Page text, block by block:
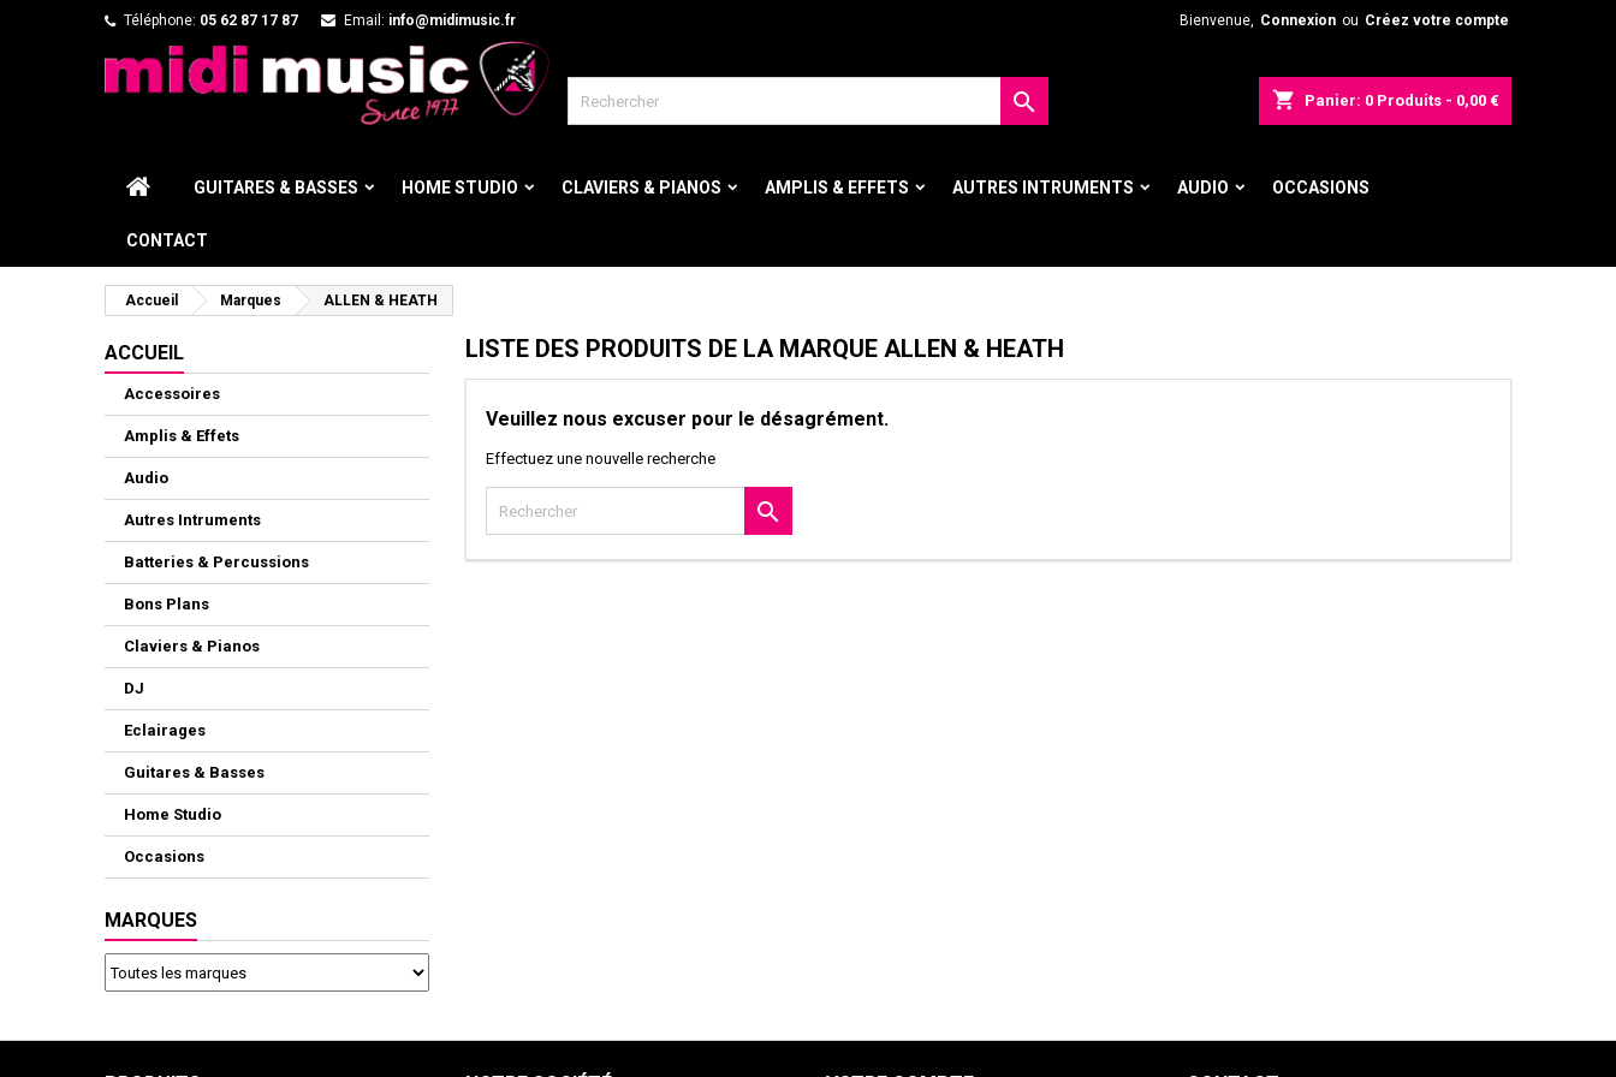
Téléphone: 05 62 87 17 87 Email: info@midimusic.fr Bienvenue, Connexion ou Créez votre compte
shopping_cart Panier: 0 Produits - 0,00 €

GUITARES & BASSES HOME STUDIO CLAVIERS & PIANOS AMPLIS & EFFETS AUTRES INTRUMENTS AUDIO OCCASIONS
CONTACT
Accueil Marques ALLEN & HEATH
ACCUEIL
Accessoires
Amplis & Effets
Audio
Autres Intruments
Batteries & Percussions
Bons Plans
Claviers & Pianos
DJ
Eclairages
Guitares & Basses
Home Studio
Occasions
MARQUES
LISTE DES PRODUITS DE LA MARQUE ALLEN & HEATH
Veuillez nous excuser pour le désagrément.
Effectuez une nouvelle recherche
